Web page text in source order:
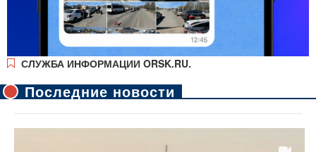
СЛУЖБА ИНФОРМАЦИИ ORSK.RU.
Последние новости